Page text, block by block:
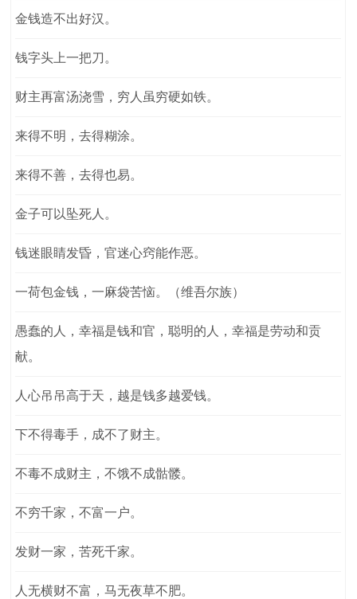
金钱造不出好汉。
钱字头上一把刀。
财主再富汤浇雪，穷人虽穷硬如铁。
来得不明，去得糊涂。
来得不善，去得也易。
金子可以坠死人。
钱迷眼睛发昏，官迷心窍能作恶。
一荷包金钱，一麻袋苦恼。（维吾尔族）
愚蠢的人，幸福是钱和官，聪明的人，幸福是劳动和贡
献。
人心吊吊高于天，越是钱多越爱钱。
下不得毒手，成不了财主。
不毒不成财主，不饿不成骷髅。
不穷千家，不富一户。
发财一家，苦死千家。
人无横财不富，马无夜草不肥。